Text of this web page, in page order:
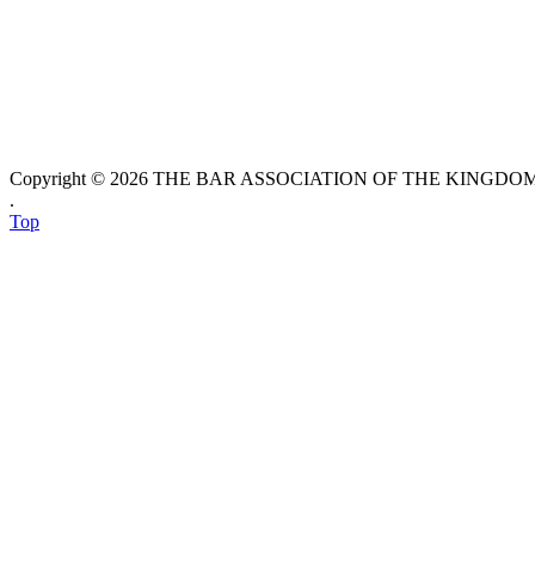
Copyright © 2026 THE BAR ASSOCIATION OF THE
.
Top